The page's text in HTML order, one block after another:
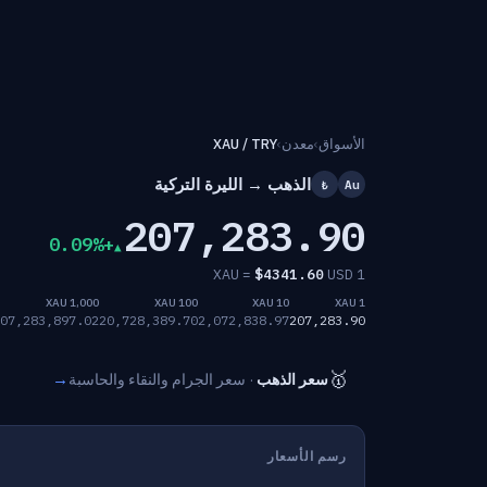
الأسواق›معدن›
XAU / TRY
Au
₺ الذهب → الليرة التركية
207,283.90
+0.09%
1 XAU =
$4341.60 USD
1 XAU
207,283.90
10 XAU
2,072,838.97
100 XAU
20,728,389.70
1,000 XAU
🥇سعر الذهب · سعر الجرام والنقاء والحاسبة →
رسم الأسعار